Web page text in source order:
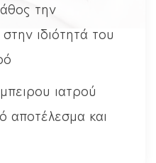
την
ιδιότητά του
ιατρού
αποτέλεσμα και